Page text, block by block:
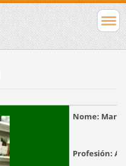
Nome:
Profesión: